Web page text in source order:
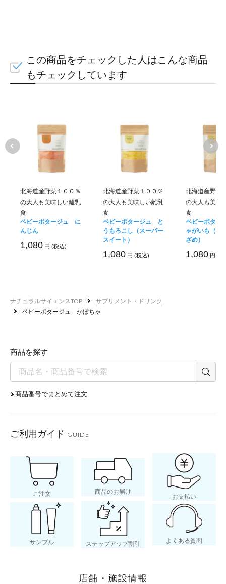
たに
赤ちゃんの毎日の食事
けます
・無着色
この商品をチェックした人はこんな商品
もチェックしています
北海道産野菜１００％
の大人も美味しい離乳
食
ベビーポタージュ に
んじん
1,080 円 (税込)
北海道産野菜１００％
の大人も美味しい離乳
食
ベビーポタージュ と
うもろこし（スーパー
スイート）
1,080 円 (税込)
北海道産野菜
の大人も美味
食
ベビーポタ
ゃがいも（イ
ざめ）
1,080 円 (税
ナチュラルサイエンスTOP
サプリメント・ドリンク
ベビーポタージュ かぼちゃ
商品を探す
商品番号でまとめて注文
ご利用ガイド GUIDE
ご注文 商品のお届け
お支払い
サンプル ステップアップ割引 よくある質問
店舗・施設情報